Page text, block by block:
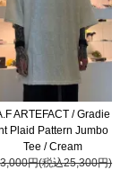
ARTEFACT / Gradie
Plaid Pattern Jumbo
Tee / Cream
円(税込25,300円)